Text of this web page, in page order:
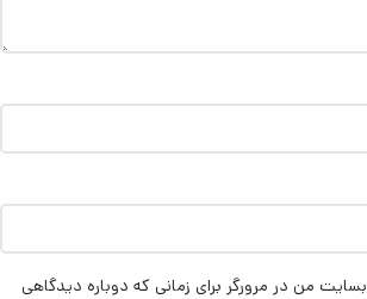
من در مرورگر برای زمانی که دوباره دیدگاهی